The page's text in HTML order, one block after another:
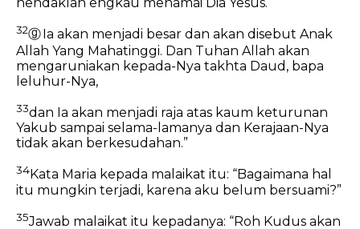
32ⓖIa akan menjadi besar dan akan disebut Anak
Allah Yang Mahatinggi. Dan Tuhan Allah akan
mengaruniakan kepada-Nya takhta Daud, bapa
leluhur-Nya,
33dan Ia akan menjadi raja atas kaum keturunan
Yakub sampai selama-lamanya dan Kerajaan-Nya
tidak akan berkesudahan.”
34Kata Maria kepada malaikat itu: “Bagaimana hal
itu mungkin terjadi, karena aku belum bersuami?”
35Jawab malaikat itu kepadanya: “Roh Kudus akan